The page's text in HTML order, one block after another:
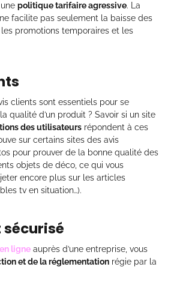
politique tarifaire agressive. La
facilite pas seulement la baisse des
promotions temporaires et les
clients sont essentiels pour se
qualité d’un produit ? Savoir si un site
des utilisateurs répondent à ces
sur certains sites des avis
pour prouver de la bonne qualité des
objets de déco, ce qui vous
encore plus sur les articles
tv en situation…).
ligne auprès d’une entreprise, vous
et de la réglementation régie par la